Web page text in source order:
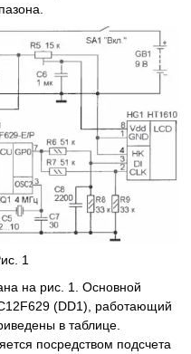
1
на рис. 1. Основной
(DD1), работающий
в таблице.
посредством подсчета